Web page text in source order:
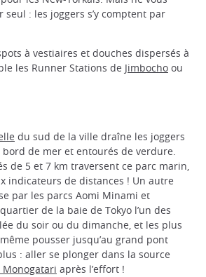
: les joggers s’y comptent par
à vestiaires et douches dispersés à
les Runner Stations de Jimbocho ou
du sud de la ville draîne les joggers
de mer et entourés de verdure.
de 5 et 7 km traversent ce parc marin,
indicateurs de distances ! Un autre
par les parcs Aomi Minami et
de la baie de Tokyo l’un des
du soir ou du dimanche, et les plus
pousser jusqu’au grand pont
: aller se plonger dans la source
Monogatari après l’effort !